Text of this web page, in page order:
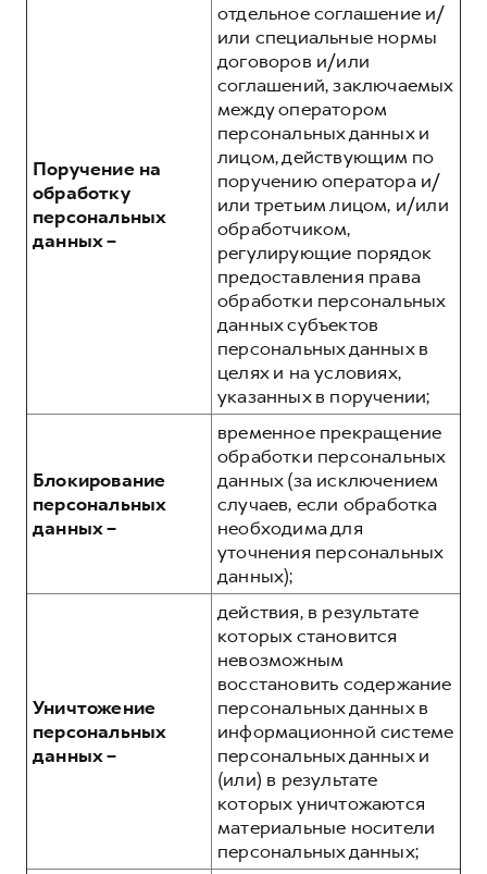
Поручение на
обработку
персональных
данных –
отдельное соглашение и/
или специальные нормы
договоров и/или
соглашений, заключаемых
между оператором
персональных данных и
лицом, действующим по
поручению оператора и/
или третьим лицом, и/или
обработчиком,
регулирующие порядок
предоставления права
обработки персональных
данных субъектов
персональных данных в
целях и на условиях,
указанных в поручении;
Блокирование
персональных
данных –
временное прекращение
обработки персональных
данных (за исключением
случаев, если обработка
необходима для
уточнения персональных
данных);
Уничтожение
персональных
данных –
действия, в результате
которых становится
невозможным
восстановить содержание
персональных данных в
информационной системе
персональных данных и
(или) в результате
которых уничтожаются
материальные носители
персональных данных;